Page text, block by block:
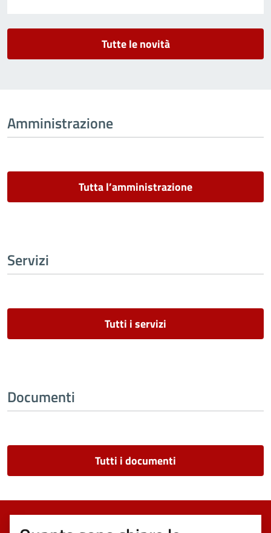
Tutte le novità
Amministrazione
Tutta l’amministrazione
Servizi
Tutti i servizi
Documenti
Tutti i documenti